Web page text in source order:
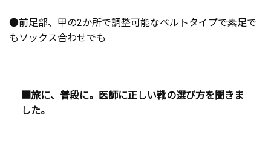
●前足部、甲の2か所で調整可能なベルトタイプで素足で
もソックス合わせでも
■旅に、普段に。医師に正しい靴の選び方を聞きま
した。